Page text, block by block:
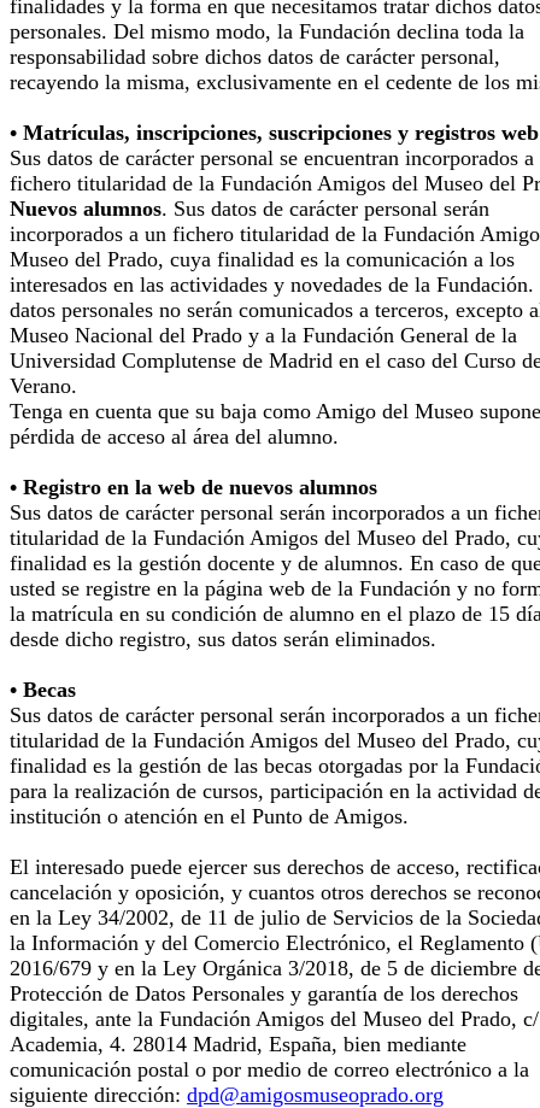
finalidades y la forma en que necesitamos tratar dichos
personales. Del mismo modo, la Fundación declina toda la
responsabilidad sobre dichos datos de carácter personal,
recayendo la misma, exclusivamente en el cedente de los
• Matrículas, inscripciones, suscripciones y registros web
Sus datos de carácter personal se encuentran incorporados a
fichero titularidad de la Fundación Amigos del Museo del
Nuevos alumnos. Sus datos de carácter personal serán
incorporados a un fichero titularidad de la Fundación
Museo del Prado, cuya finalidad es la comunicación a los
interesados en las actividades y novedades de la Fundación.
datos personales no serán comunicados a terceros, excepto
Museo Nacional del Prado y a la Fundación General de la
Universidad Complutense de Madrid en el caso del Curso
Verano.
Tenga en cuenta que su baja como Amigo del Museo
pérdida de acceso al área del alumno.
• Registro en la web de nuevos alumnos
Sus datos de carácter personal serán incorporados a un
titularidad de la Fundación Amigos del Museo del Prado,
finalidad es la gestión docente y de alumnos. En caso de
usted se registre en la página web de la Fundación y no
la matrícula en su condición de alumno en el plazo de 15
desde dicho registro, sus datos serán eliminados.
• Becas
Sus datos de carácter personal serán incorporados a un
titularidad de la Fundación Amigos del Museo del Prado,
finalidad es la gestión de las becas otorgadas por la
para la realización de cursos, participación en la actividad
institución o atención en el Punto de Amigos.
El interesado puede ejercer sus derechos de acceso,
cancelación y oposición, y cuantos otros derechos se
en la Ley 34/2002, de 11 de julio de Servicios de la
la Información y del Comercio Electrónico, el Reglamento
2016/679 y en la Ley Orgánica 3/2018, de 5 de diciembre
Protección de Datos Personales y garantía de los derechos
digitales, ante la Fundación Amigos del Museo del Prado,
Academia, 4. 28014 Madrid, España, bien mediante
comunicación postal o por medio de correo electrónico a la
siguiente dirección: dpd@amigosmuseoprado.org